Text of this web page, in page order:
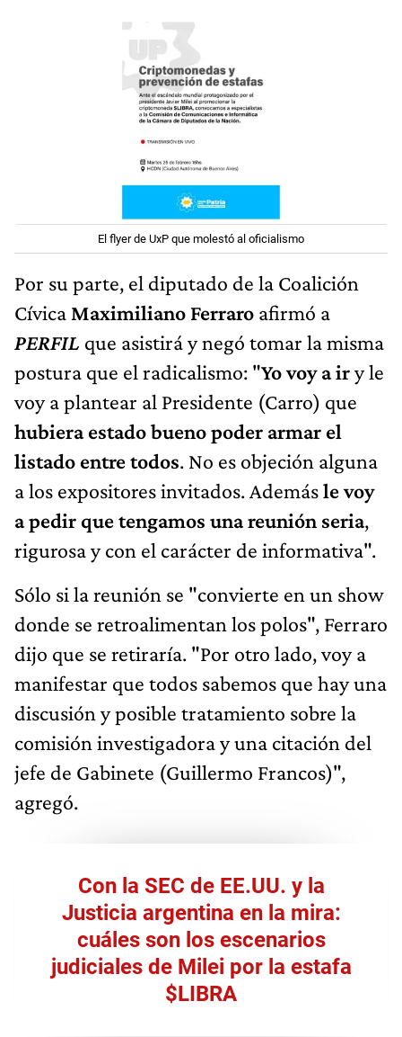
El flyer de UxP que molestó al oficialismo
Por su parte, el diputado de la Coalición
Cívica Maximiliano Ferraro afirmó a
PERFIL que asistirá y negó tomar la misma
postura que el radicalismo: "Yo voy a iry le
voy a plantear al Presidente (Carro) que
hubiera estado bueno poder armar el
listado entre todos. No es objeción alguna
a los expositores invitados. Ademásle voy
a pedir que tengamos una reunión seria,
rigurosa y con el carácter de informativa".
Sólo si la reunión se "convierte en un show
donde se retroalimentan los polos", Ferraro
dijo que se retiraría. "Por otro lado, voy a
manifestar que todos sabemos que hay una
discusión y posible tratamiento sobre la
comisión investigadora y una citación del
jefe de Gabinete (Guillermo Francos)",
agregó.
Con la SEC de EE.UU. y la
Justicia argentina en la mira:
cuáles son los escenarios
judiciales de Milei por la estafa
$LIBRA